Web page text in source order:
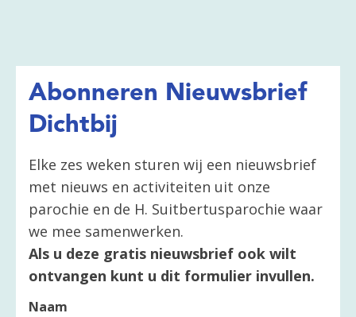
Abonneren Nieuwsbrief
Dichtbij
Elke zes weken sturen wij een nieuwsbrief
met nieuws en activiteiten uit onze
parochie en de H. Suitbertusparochie waar
we mee samenwerken.
Als u deze gratis nieuwsbrief ook wilt
ontvangen kunt u dit formulier invullen.
Naam